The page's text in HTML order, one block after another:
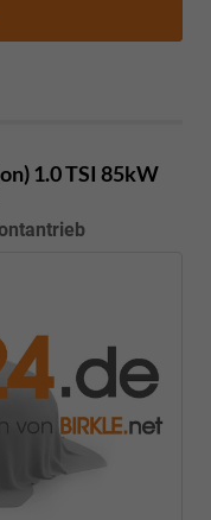
1.0 TSI 85kW